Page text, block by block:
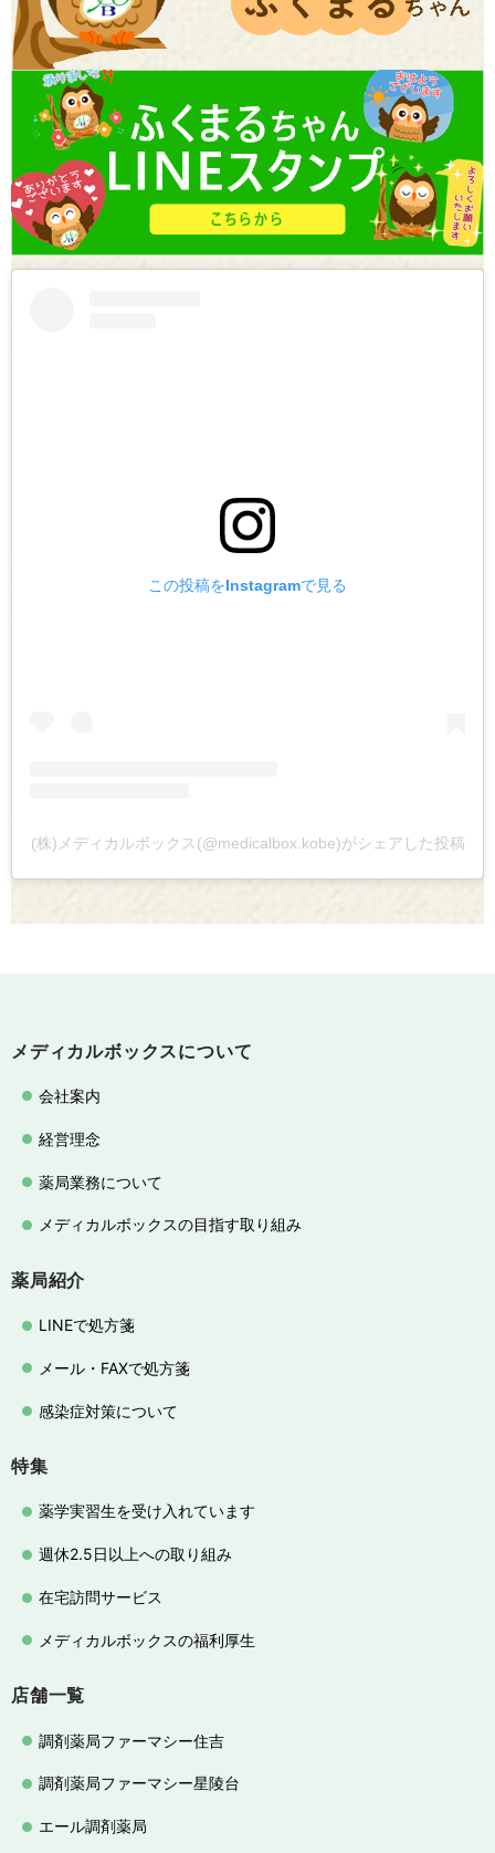
この投稿をInstagramで見る
(株)メディカルボックス(@medicalbox.kobe)がシェアした投稿
メディカルボックスについて
会社案内
経営理念
薬局業務について
メディカルボックスの目指す取り組み
薬局紹介
LINEで処方箋
メール・FAXで処方箋
感染症対策について
特集
薬学実習生を受け入れています
週休2.5日以上への取り組み
在宅訪問サービス
メディカルボックスの福利厚生
店舗一覧
調剤薬局ファーマシー住吉
調剤薬局ファーマシー星陵台
エール調剤薬局